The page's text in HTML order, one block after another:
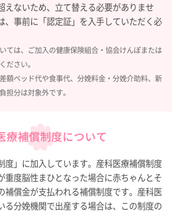
えないため、立て替える必要がありませ
、事前に「認定証」を入手していただく必
ては、ご加入の健康保険組合・協会けんぽまたは
ださい。
額ベッド代や食事代、分娩料金・分娩介助料、新
担分は対象外です。
療補償制度について
度」に加入しています。産科医療補償制度
重度脳性まひとなった場合に赤ちゃんとそ
補償金が支払われる補償制度です。産科医
る分娩機関で出産する場合は、この制度の